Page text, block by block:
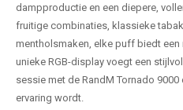
dampproductie en een diepere,
fruitige combinaties, klassieke
mentholsmaken, elke puff biedt
unieke RGB-display voegt een
sessie met de RandM Tornado
ervaring wordt.